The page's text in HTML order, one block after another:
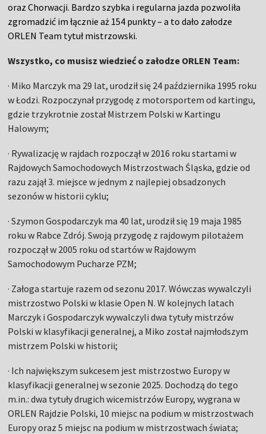
oraz Chorwacji. Bardzo szybka i regularna jazda pozwoliła
zgromadzić im łącznie aż 154 punkty – a to dało załodze
ORLEN Team tytuł mistrzowski.
Wszystko, co musisz wiedzieć o załodze ORLEN Team:
· Miko Marczyk ma 29 lat, urodził się 24 października 1995 roku
w Łodzi. Rozpoczynał przygodę z motorsportem od kartingu,
gdzie trzykrotnie został Mistrzem Polski w Kartingu
Halowym;
· Rywalizację w rajdach rozpoczął w 2016 roku startami w
Rajdowych Samochodowych Mistrzostwach Śląska, gdzie od
razu zajął 3. miejsce w jednym z najlepiej obsadzonych
sezonów w historii cyklu;
· Szymon Gospodarczyk ma 40 lat, urodził się 19 maja 1985
roku w Rabce Zdrój. Swoją przygodę z rajdowym pilotażem
rozpoczął w 2005 roku od startów w Rajdowym
Samochodowym Pucharze PZM;
· Załoga startuje razem od sezonu 2017. Wówczas wywalczyli
mistrzostwo Polski w klasie Open N. W kolejnych latach
Marczyk i Gospodarczyk wywalczyli dwa tytuły mistrzów
Polski w klasyfikacji generalnej, a Miko został najmłodszym
mistrzem Polski w historii;
· Ich największym sukcesem jest mistrzostwo Europy w
klasyfikacji generalnej w sezonie 2025. Dochodzą do tego
m.in.: dwa tytuły drugich wicemistrzów Europy, wygrana w
ORLEN Rajdzie Polski, 10 miejsc na podium w mistrzostwach
Europy oraz 5 miejsc na podium w mistrzostwach świata;